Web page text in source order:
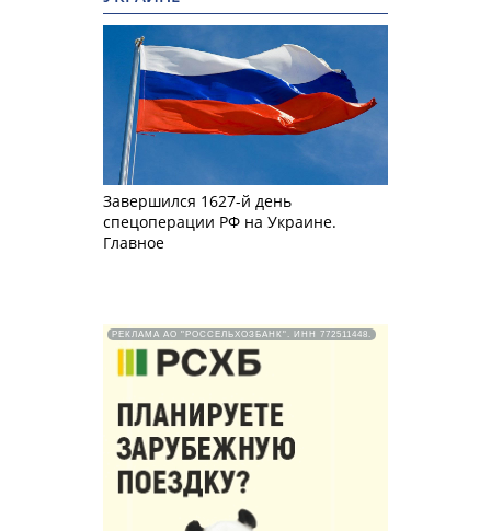
Завершился 1627-й день
спецоперации РФ на Украине.
Главное
РЕКЛАМА АО "РОССЕЛЬХОЗБАНК". ИНН 772511448.